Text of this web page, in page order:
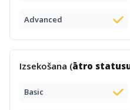
Advanced
Izsekošana (ātro
Basic